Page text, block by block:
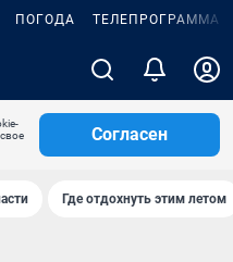
ПОГОДА ТЕЛЕПРОГРАММА
Согласен
Где отдохнуть этим летом